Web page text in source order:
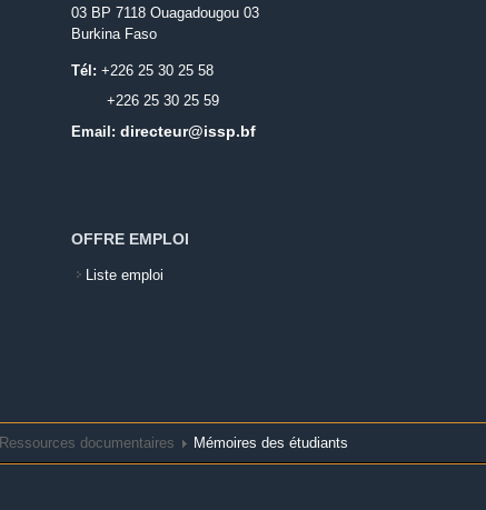
03 BP 7118 Ouagadougou 03
Burkina Faso
Tél:+226 25 30 25 58
+226 25 30 25 59
Email:directeur@issp.bf
OFFRE EMPLOI
Liste emploi
Ressources documentaires Mémoires des étudiants